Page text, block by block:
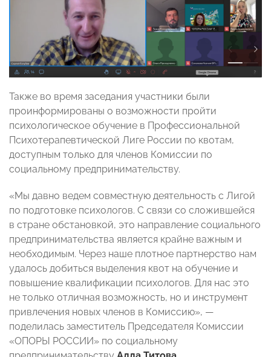
Также во время заседания участники были
проинформированы о возможности пройти
психологическое обучение в Профессиональной
Психотерапевтической Лиге России по квотам,
доступным только для членов Комиссии по
социальному предпринимательству.
«Мы давно ведем совместную деятельность с Лигой
по подготовке психологов. С связи со сложившейся
в стране обстановкой, это направление социального
предпринимательства является крайне важным и
необходимым. Через наше плотное партнерство нам
удалось добиться выделения квот на обучение и
повышение квалификации психологов. Для нас это
не только отличная возможность, но и инструмент
привлечения новых членов в Комиссию», —
поделилась заместитель Председателя Комиссии
«ОПОРЫ РОССИИ» по социальному